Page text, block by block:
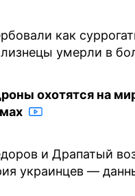
как
умерли в
охотятся на
и Драпатый
украинцев —